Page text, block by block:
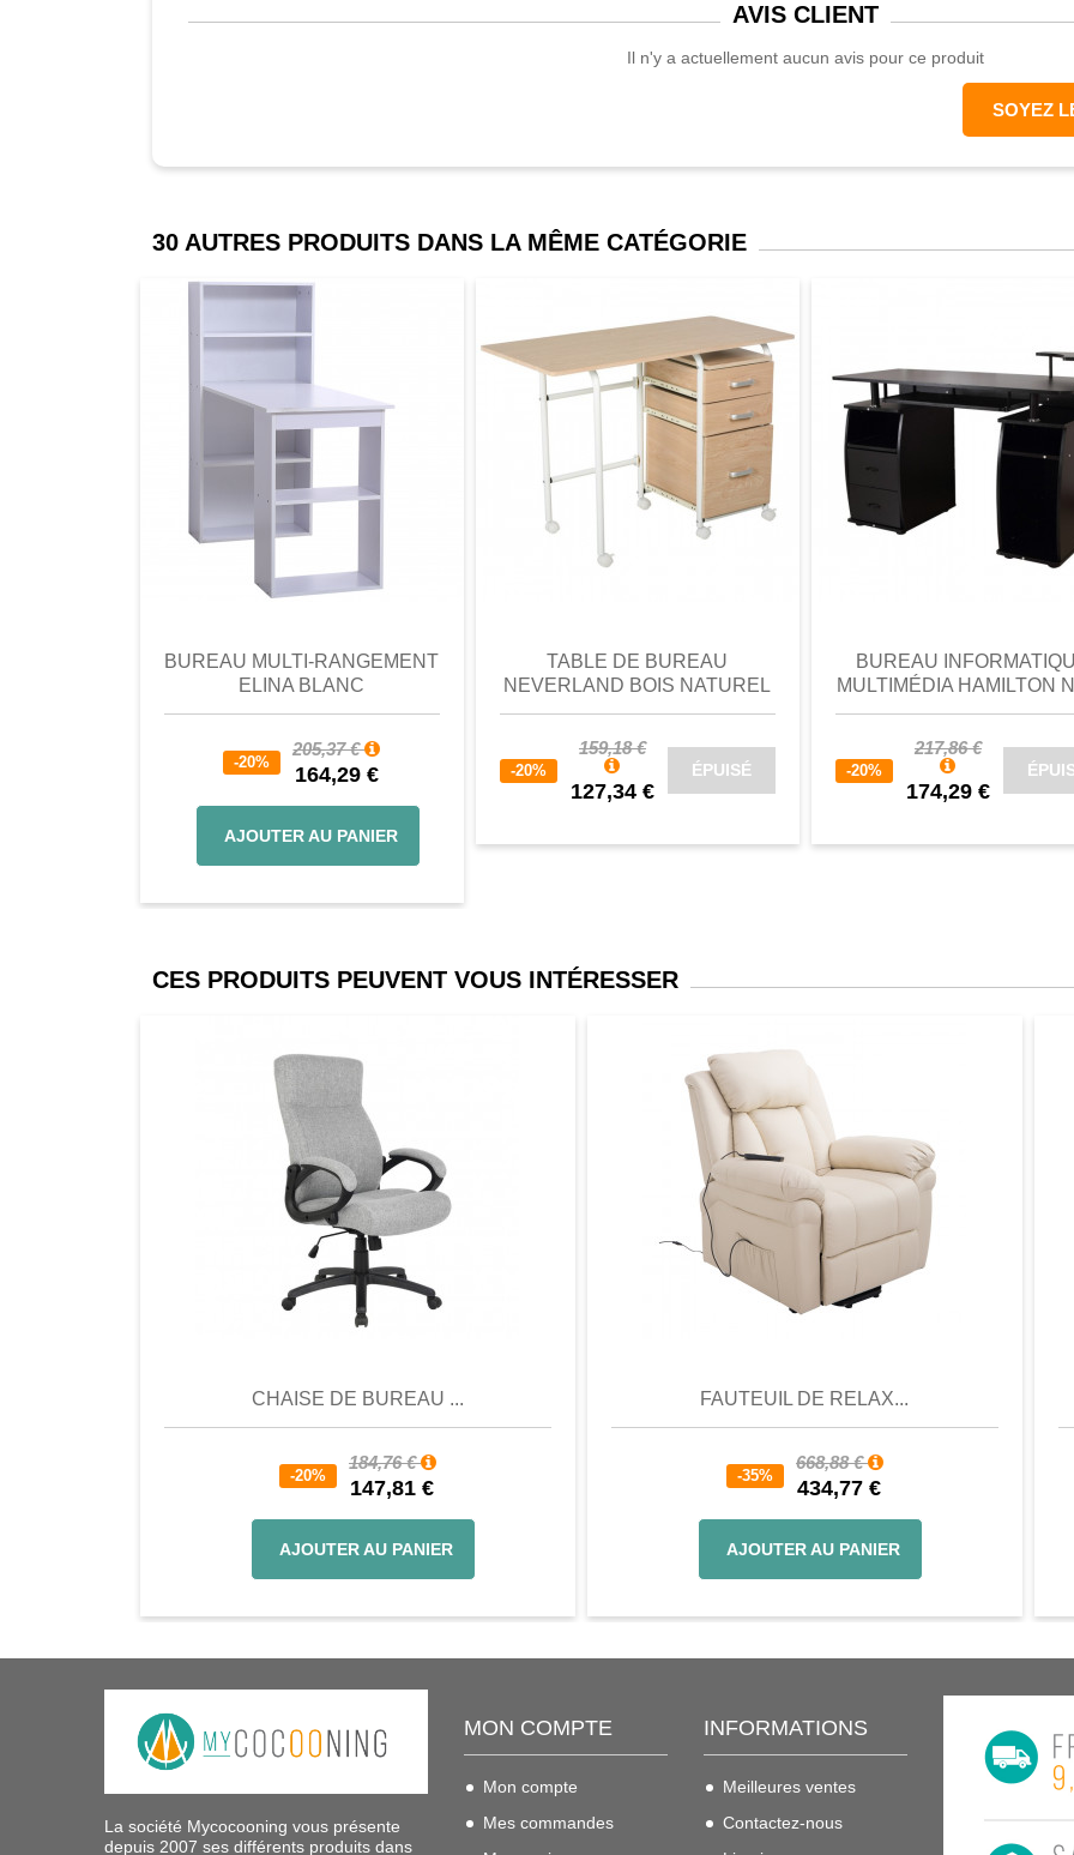
AVISCLIENT
Il n'y a actuellement aucun avis pour ce produit
SOYEZ
30 AUTRES PRODUITS DANS LA MÊME CATÉGORIE
BUREAU MULTI-RANGEMENT
ELINA BLANC
-20%
205,37 €
164,29 €
AJOUTER AU PANIER
TABLE DE BUREAU
NEVERLAND BOIS NATUREL
-20%
159,18 €
127,34 €
ÉPUISÉ
BUREAU
MULTIMÉDIA HAMILTON
-20%
217,86 €
174,29 €
CES PRODUITS PEUVENT VOUS INTÉRESSER
CHAISE DE BUREAU ...
-20%
184,76 €
147,81 €
AJOUTER AU PANIER
Favori
FAUTEUIL DE RELAX...
-35%
668,88 €
434,77 €
AJOUTER AU PANIER
Favori
La société Mycocooning vous présente
depuis 2007 ses différents produits dans
MON COMPTE
Mon compte
Mes commandes
INFORMATIONS
Meilleures ventes
Contactez-nous